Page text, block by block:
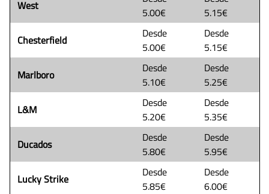
West
5.00€
5.15€
Chesterfield
Desde
5.00€
Desde
5.15€
Marlboro
Desde
5.10€
Desde
5.25€
L&M
Desde
5.20€
Desde
5.35€
Ducados
Desde
5.80€
Desde
5.95€
Lucky Strike
Desde
5.85€
Desde
6.00€